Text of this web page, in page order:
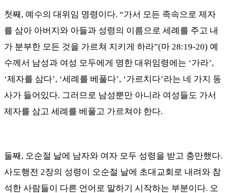
첫째, 예수의 대위임 명령이다. “가서 모든 족속으로 제자
를 삼아 아버지와 아들과 성령의 이름으로 세례를 주고 내
가 분부한 모든 것을 가르쳐 지키게 하라”(마 28:19-20) 예
수께서 남성과 여성 모두에게 명한 대위임령에는 ‘가라’,
‘제자를 삼다’, ‘세례를 베풀다’, ‘가르치다’라는 네 가지 동
사가 들어있다. 그러므로 남성뿐만 아니라 여성들도 가서
제자를 삼고 세례를 베풀고 가르쳐야 한다.
둘째, 오순절 날에 남자와 여자 모두 성령을 받고 충만했다.
사도행전 2장의 성령이 오순절 날에 초대교회로 내려와 참
석한 사람들이 다른 언어로 말하기 시작하는 부분이다. 오